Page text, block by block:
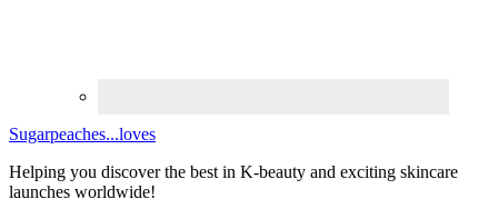
Sugarpeaches...loves
Helping you discover the best in K-beauty and exciting skincare
launches worldwide!